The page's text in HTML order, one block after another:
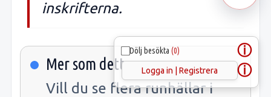
Dölj besökta (0) ⓘ
Logga in | Registrera ⓘ
inskrifterna.
Mer som detta
Vill du se flera runhällar i